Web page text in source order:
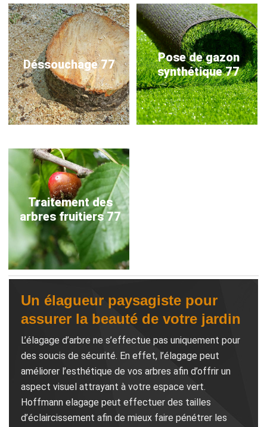
Déssouchage 77
Pose de gazon
synthétique 77
Traitement des
arbres fruitiers 77
Un élagueur paysagiste pour
assurer la beauté de votre jardin
L’élagage d’arbre ne s’effectue pas uniquement pour
des soucis de sécurité. En effet, l’élagage peut
améliorer l’esthétique de vos arbres afin d’offrir un
aspect visuel attrayant à votre espace vert.
Hoffmann elagage peut effectuer des tailles
d’éclaircissement afin de mieux faire pénétrer les